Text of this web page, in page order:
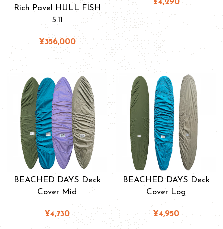
Rich Pavel HULL FISH
5.11
¥356,000
¥4,290
BEACHED DAYS Deck
Cover Mid
¥4,730
BEACHED DAYS Deck
Cover Log
¥4,950